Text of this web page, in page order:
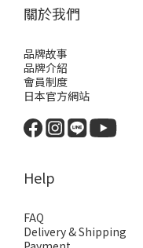
關於我們
品牌故事
品牌介紹
會員制度
日本官方網站
Help
FAQ
Delivery & Shipping